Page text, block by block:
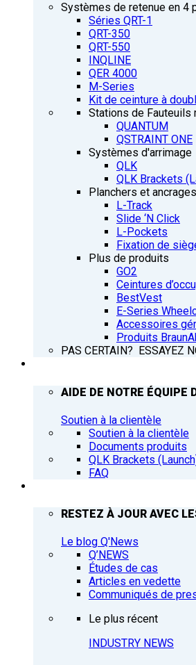
Systèmes de retenue en 4
Séries QRT-1
QRT-350
QRT-550
INQLINE
QER 4000
M-Series
Kit de ceinture à
Stations de Fauteuils
QUANTUM
QSTRAINT ONE
Systèmes d'arrimage
QLK
QLK Brackets
Planchers et ancrages
L-Track
Slide ‘N Click
L-Pockets
Fixation de
Plus de produits
GO2
Ceintures
BestVest
E-Series
Accessoires
Produits
PAS CERTAIN? ESSAYEZ
AIDE DE NOTRE ÉQUIPE
Soutien à la clientèle
Soutien à la clientèle
Documents produits
QLK Brackets
FAQ
RESTEZ À JOUR AVEC
Le blog Q'News
Q’NEWS
Études de cas
Articles en vedette
Communiqués de
Le plus récent
INDUSTRY NEWS